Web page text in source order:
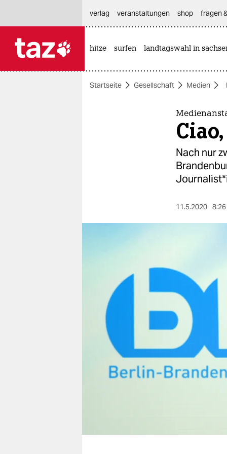
themen
wahrheit
verlag
verlag
veranstaltungen
fragen & hilfe
genossenschaft
verlag
veranstaltungen shop fragen
hitze surfen landtagswahl in
Startseite Gesellschaft Medien
Nach nur
11.5.2020